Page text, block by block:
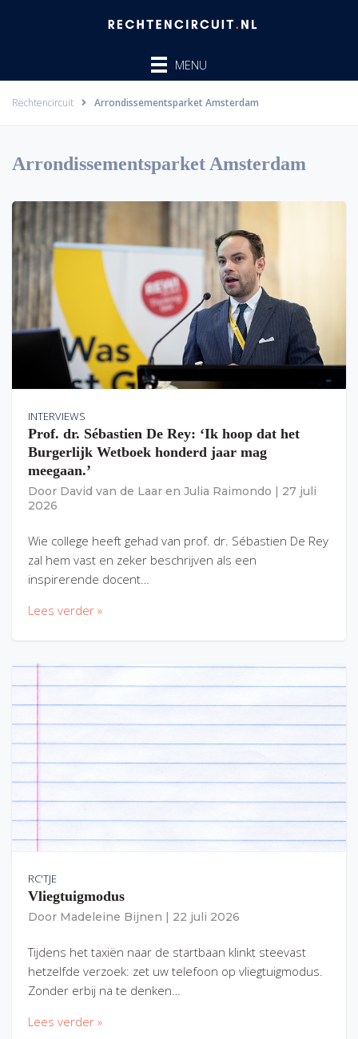
MENU
Rechtencircuit Arrondissementsparket Amsterdam
Arrondissementsparket Amsterdam
INTERVIEWS
Prof. dr. Sébastien De Rey: ‘Ik hoop dat het
Burgerlijk Wetboek honderd jaar mag
meegaan.’
Door David van de Laar en Julia Raimondo
27 juli
2026
Wie college heeft gehad van prof. dr. Sébastien De Rey
zal hem vast en zeker beschrijven als een
inspirerende docent…
Lees verder »
RC'TJE
Vliegtuigmodus
Door Madeleine Bijnen 22 juli 2026
Tijdens het taxiën naar de startbaan klinkt steevast
hetzelfde verzoek: zet uw telefoon op vliegtuigmodus.
Zonder erbij na te denken…
Lees verder »